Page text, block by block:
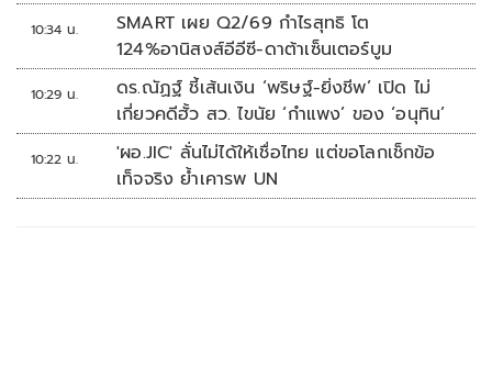
10:34 น.
SMART เผย Q2/69 กำไรสุทธิ โต
124%อานิสงส์อีอีซี-ดาต้าเซ็นเตอร์บูม
10:29 น.
ดร.ณัฏฐ์ ชี้เส้นเงิน ‘พริษฐ์-ยิ่งชีพ’ เปิด ไม่
เกี่ยวคดีฮั้ว สว. ไขนัย ‘กำแพง’ ของ ‘อนุทิน’
10:22 น.
'ผอ.JIC' ลั่นไม่ได้ให้เชื่อไทย แต่ขอโลกเช็กข้อ
เท็จจริง ย้ำเคารพ UN